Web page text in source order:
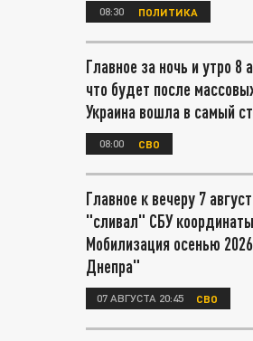
08:30 ПОЛИТИКА
Главное за ночь и утро 8
что будет после
Украина вошла в самый
08:00 СВО
Главное к вечеру 7
"сливал" СБУ
Мобилизация осенью
Днепра"
07 АВГУСТА 20:45 СВО